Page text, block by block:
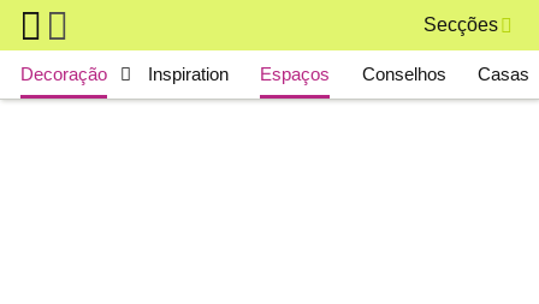
Skip to main content
Secções
Main navigation
Decoração Inspiration Espaços Conselhos Casas